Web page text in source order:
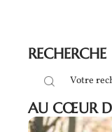
RECHERCHE
AU CŒUR